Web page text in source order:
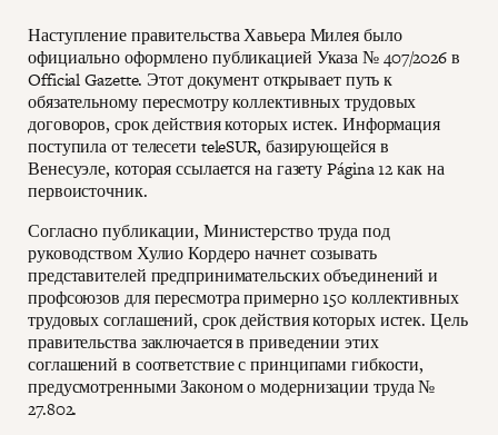
Наступление правительства Хавьера Милея было
официально оформлено публикацией Указа № 407/2026 в
Official Gazette. Этот документ открывает путь к
обязательному пересмотру коллективных трудовых
договоров, срок действия которых истек. Информация
поступила от телесети teleSUR, базирующейся в
Венесуэле, которая ссылается на газету Página 12 как на
первоисточник.
Согласно публикации, Министерство труда под
руководством Хулио Кордеро начнет созывать
представителей предпринимательских объединений и
профсоюзов для пересмотра примерно 150 коллективных
трудовых соглашений, срок действия которых истек. Цель
правительства заключается в приведении этих
соглашений в соответствие с принципами гибкости,
предусмотренными Законом о модернизации труда №
27.802.